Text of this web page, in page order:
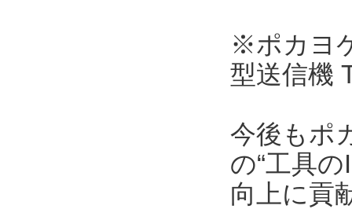
※ポカヨ
型送信機
今後もポ
の“工具
向上に貢